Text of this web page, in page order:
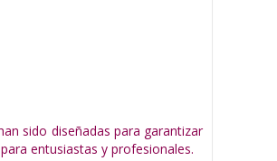
sido diseñadas para garantizar
entusiastas y profesionales.